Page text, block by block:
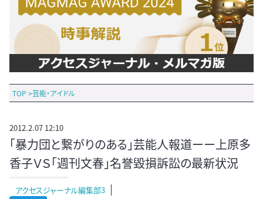
TOP >芸能・アイドル
2012.2.07 12:10
「暴力団と繋がりのある」芸能人報道ーー上原多
香子ＶＳ「週刊文春」名誉毀損訴訟の最新状況
アクセスジャーナル編集部3